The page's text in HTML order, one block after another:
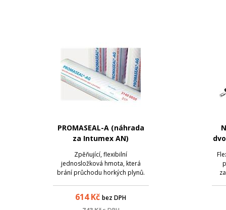
PROMASEAL-A (náhrada
za Intumex AN)
Zpěňující, flexibilní
jednosložková hmota, která
brání průchodu horkých plynů.
trubních ucpávkách a při těsnění
614Kč bez DPH